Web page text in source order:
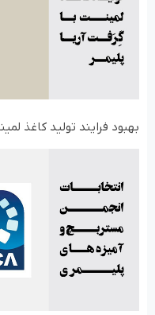
بهبود فرایند تولید کاغذ